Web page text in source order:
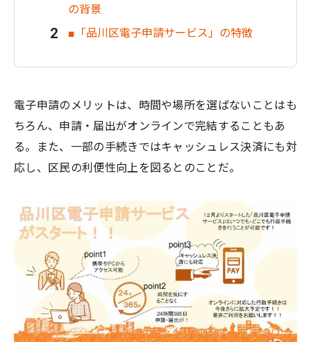
の背景
■「品川区電子申請サービス」の特徴
電子申請のメリットは、時間や場所を選ばないことはも
ちろん、申請・届出がオンラインで完結することもあ
る。また、一部の手続きではキャッシュレス決済にも対
応し、区民の利便性向上を図るとのことだ。